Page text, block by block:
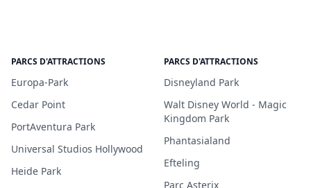
PARCS D'ATTRACTIONS
Europa-Park
Cedar Point
PortAventura Park
Universal Studios Hollywood
Heide Park
PARCS D'ATTRACTIONS
Disneyland Park
Walt Disney World - Magic
Kingdom Park
Phantasialand
Efteling
Parc Asterix